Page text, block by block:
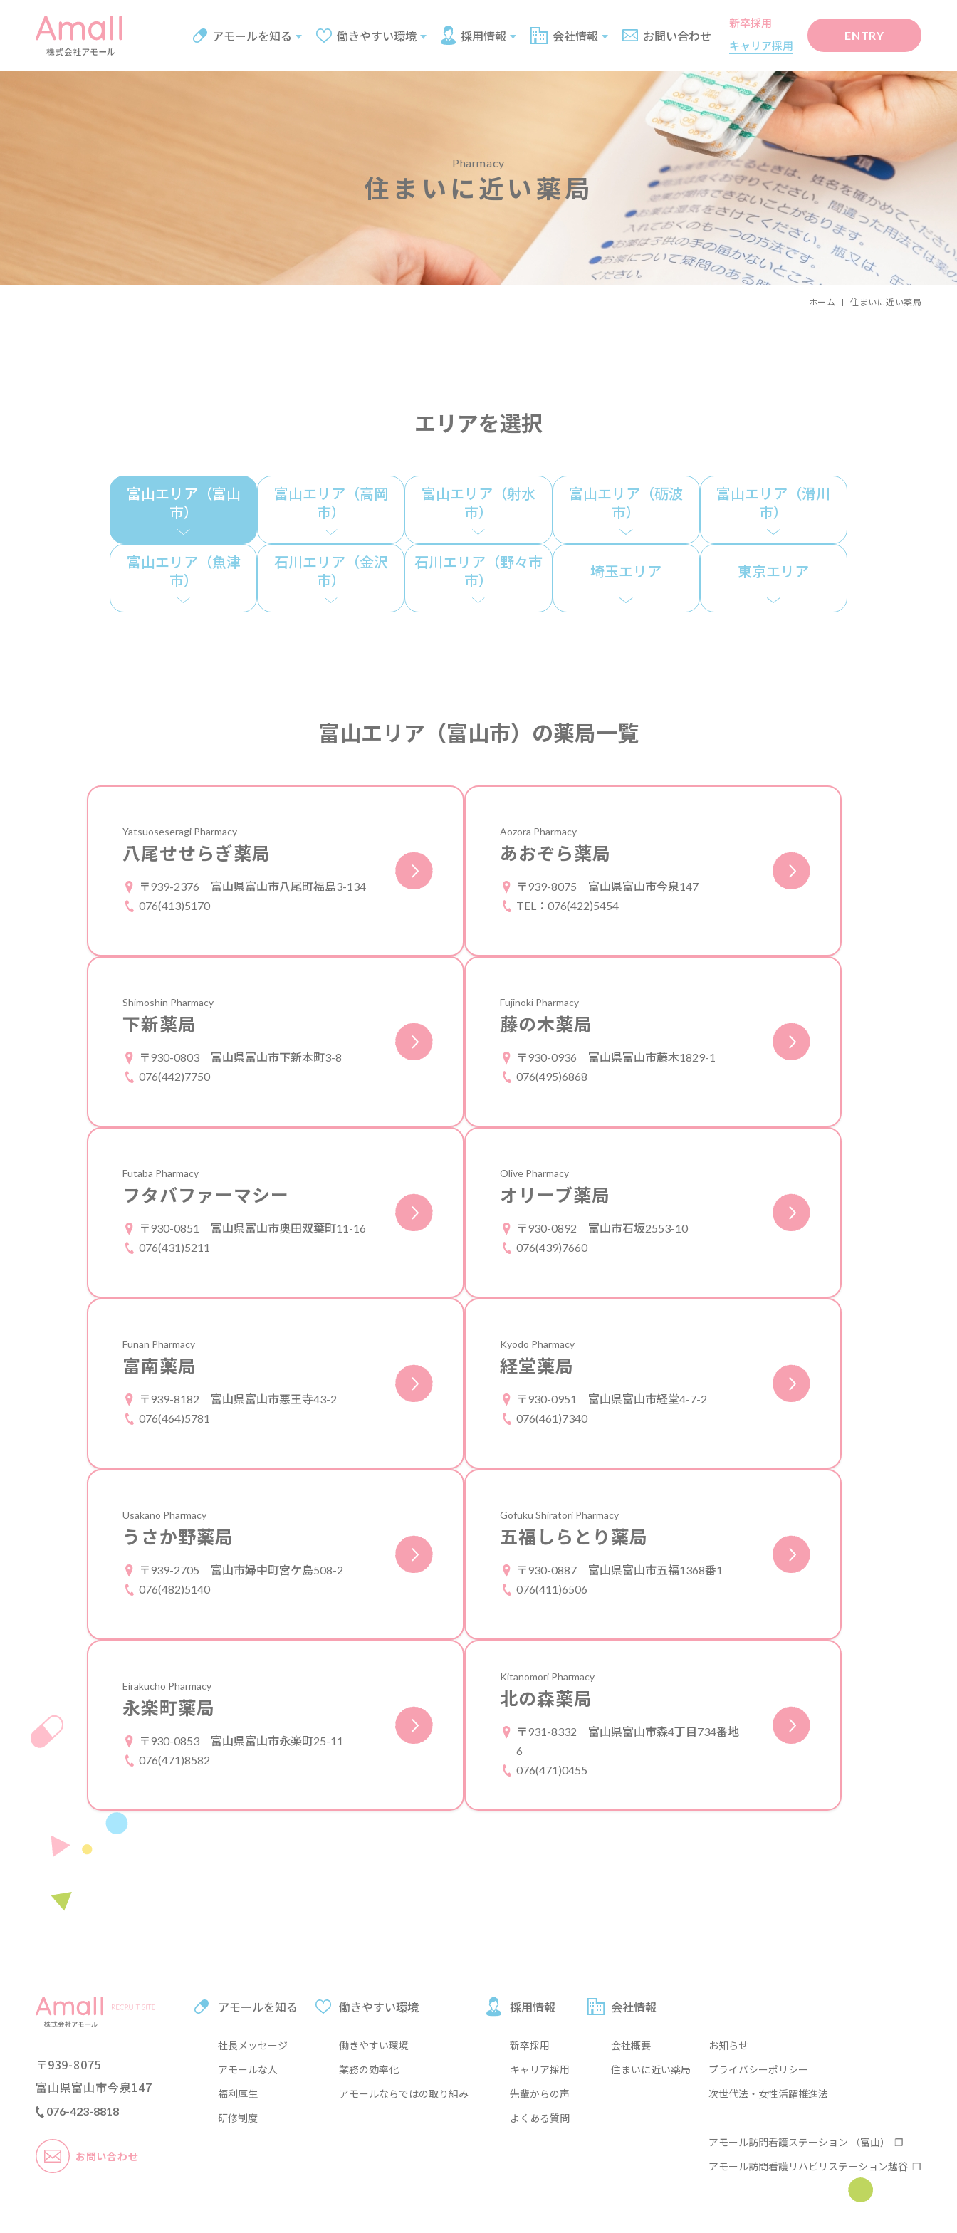
アモールを知る 働きやすい環境 採用情報 会社情報 お問い合わせ
新卒採用
キャリア採用
ENTRY
Pharmacy
住まいに近い薬局
ホーム 住まいに近い薬局
エリアを選択
富山エリア（富山
市）
富山エリア（高岡
市）
富山エリア（射水
市）
富山エリア（砺波
市）
富山エリア（滑川
市）
富山エリア（魚津
市）
石川エリア（金沢
市）
石川エリア（野々市
市）
埼玉エリア 東京エリア
富山エリア（富山市）の薬局一覧
Yatsuoseseragi Pharmacy
八尾せせらぎ薬局
〒939-2376 富山県富山市八尾町福島3-134
076(413)5170
Aozora Pharmacy
あおぞら薬局
〒939-8075 富山県富山市今泉147
TEL：076(422)5454
Shimoshin Pharmacy
下新薬局
〒930-0803 富山県富山市下新本町3-8
076(442)7750
Fujinoki Pharmacy
藤の木薬局
〒930-0936 富山県富山市藤木1829-1
076(495)6868
Futaba Pharmacy
フタバファーマシー
〒930-0851 富山県富山市奥田双葉町11-16
076(431)5211
Olive Pharmacy
オリーブ薬局
〒930-0892 富山市石坂2553-10
076(439)7660
Funan Pharmacy
富南薬局
〒939-8182 富山県富山市悪王寺43-2
076(464)5781
Kyodo Pharmacy
経堂薬局
〒930-0951 富山県富山市経堂4-7-2
076(461)7340
Usakano Pharmacy
うさか野薬局
〒939-2705 富山市婦中町宮ケ島508-2
076(482)5140
Gofuku Shiratori Pharmacy
五福しらとり薬局
〒930-0887 富山県富山市五福1368番1
076(411)6506
Eirakucho Pharmacy
永楽町薬局
〒930-0853 富山県富山市永楽町25-11
076(471)8582
Kitanomori Pharmacy
北の森薬局
〒931-8332 富山県富山市森4丁目734番地
6
076(471)0455
〒939-8075
富山県富山市今泉147
076-423-8818
お問い合わせ
アモールを知る
社長メッセージ
アモールな人
福利厚生
研修制度
働きやすい環境
働きやすい環境
業務の効率化
アモールならではの取り組み
採用情報
新卒採用
キャリア採用
先輩からの声
よくある質問
会社情報
会社概要
住まいに近い薬局
お知らせ
プライバシーポリシー
次世代法・女性活躍推進法
アモール訪問看護ステーション （富山）
アモール訪問看護リハビリステーション越谷